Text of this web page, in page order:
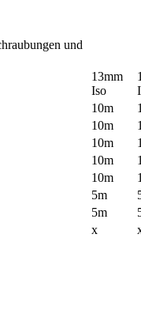
und
13mm
Iso
10m
10m
10m
10m
10m
5m
5m
x